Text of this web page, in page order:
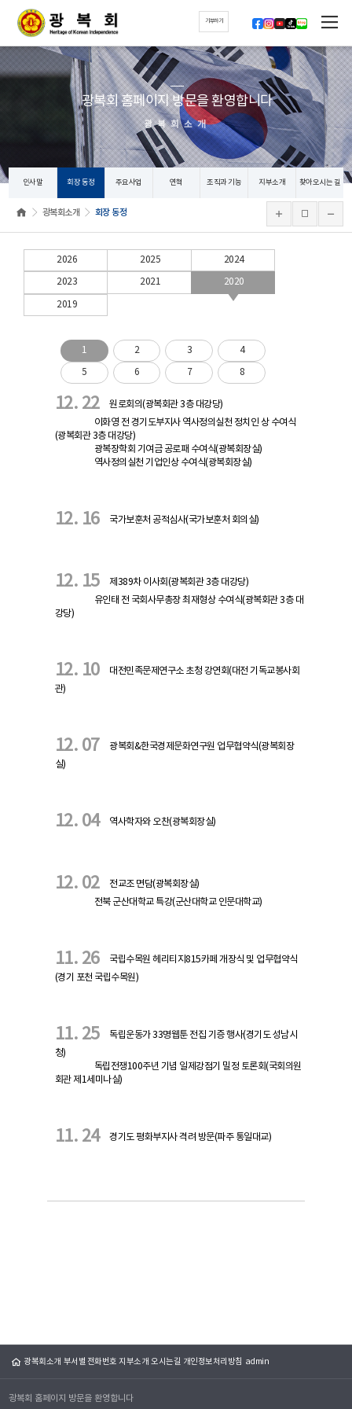
기부하기
광복회 홈페이지 방문을 환영합니다
광복회소개
인사말 회장 동정 주요사업 연혁 조직과 기능 지부소개 찾아오시는 길
광복회소개 회장 동정
2026 2025 2024
2023 2021 2020
2019
1 2 3 4
5 6 7 8
12. 22
원로회의(광복회관 3층 대강당)
이화영 전 경기도부지사 역사정의실천 정치인 상 수여식
(광복회관 3층 대강당)
광복장학회 기여금 공로패 수여식(광복회장실)
역사정의실천 기업인상 수여식(광복회장실)
12. 16 국가보훈처 공적심사(국가보훈처 회의실)
12. 15
제389차 이사회(광복회관 3층 대강당)
유인태 전 국회사무총장 최재형상 수여식(광복회관 3층 대
강당)
12. 10
대전민족문제연구소 초청 강연회(대전 기독교봉사회
관)
12. 07
광복회&한국경제문화연구원 업무협약식(광복회장
실)
12. 04 역사학자와 오찬(광복회장실)
12. 02
전교조 면담(광복회장실)
전북 군산대학교 특강(군산대학교 인문대학교)
11. 26
국립수목원 헤리티지815카페 개장식 및 업무협약식
(경기 포천 국립수목원)
11. 25
독립운동가 33명웹툰 전집 기증 행사(경기도 성남시
청)
독립전쟁100주년 기념 일제강점기 밀정 토론회(국회의원
회관 제1세미나실)
11. 24 경기도 평화부지사 격려 방문(파주 통일대교)
광복회소개 부서별 전화번호 지부소개 오시는길 개인정보처리방침 admin
광복회 홈페이지 방문을 환영합니다